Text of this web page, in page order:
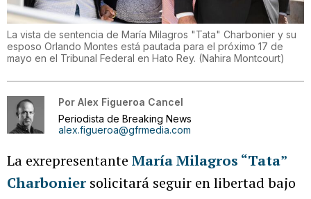
La vista de sentencia de María Milagros "Tata" Charbonier y su
esposo Orlando Montes está pautada para el próximo 17 de
mayo en el Tribunal Federal en Hato Rey. (Nahira Montcourt)
Por Alex Figueroa Cancel
Periodista de Breaking News
alex.figueroa@gfrmedia.com
La exrepresentante María Milagros “Tata”
Charbonier solicitará seguir en libertad bajo